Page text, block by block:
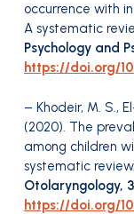
occurrence with
A systematic
Psychology and
https://doi.org/
– Khodeir, M. S.,
(2020). The
among children
systematic review.
Otolaryngology,
https://doi.org/